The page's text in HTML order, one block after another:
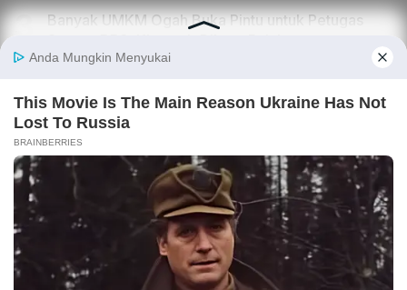
Banyak UMKM Ogah Buka Pintu untuk Petugas
Masuk Jakarta Harus Izin Dulu
Hilirisasi PTPN Disiapkan Bertahap, Danantara
Fokus Uji Coba Sebelum Investasi